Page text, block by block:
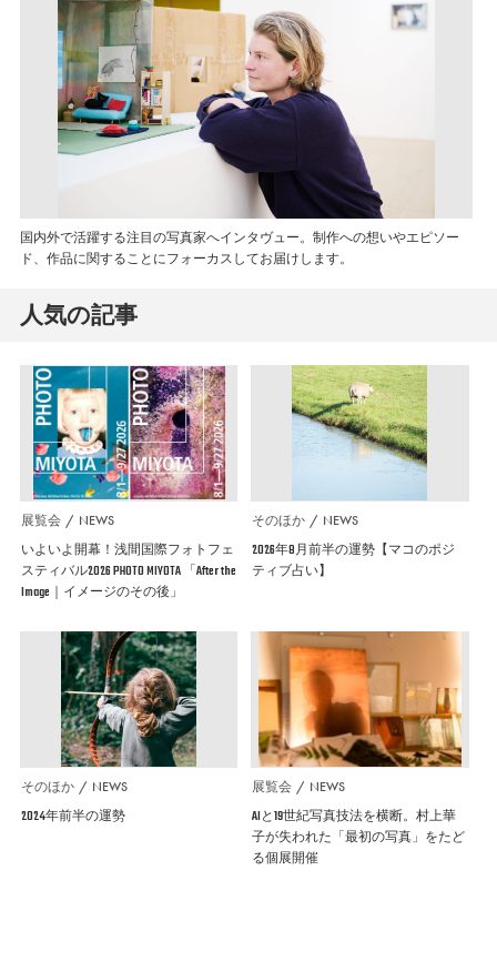
国内外で活躍する注目の写真家へインタヴュー。制作への想いやエピソー
ド、作品に関することにフォーカスしてお届けします。
人気の記事
展覧会 NEWS
いよいよ開幕！浅間国際フォトフェ
スティバル2026 PHOTO MIYOTA 「After the
Image｜イメージのその後」
そのほか NEWS
2026年8月前半の運勢【マコのポジ
ティブ占い】
そのほか NEWS
2024年前半の運勢
展覧会 NEWS
AIと19世紀写真技法を横断。村上華
子が失われた「最初の写真」をたど
る個展開催